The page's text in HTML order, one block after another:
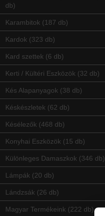
db)
Karambitok (187 db)
Kardok (323 db)
Kard szettek (6 db)
Kerti / Kültéri Eszközök (32 db)
Kés Alapanyagok (38 db)
Késkészletek (62 db)
Késélezők (468 db)
Konyhai Eszközök (15 db)
Különleges Damaszkok (346 db)
Lámpák (20 db)
Lándzsák (26 db)
Magyar Termékeink (222 db)